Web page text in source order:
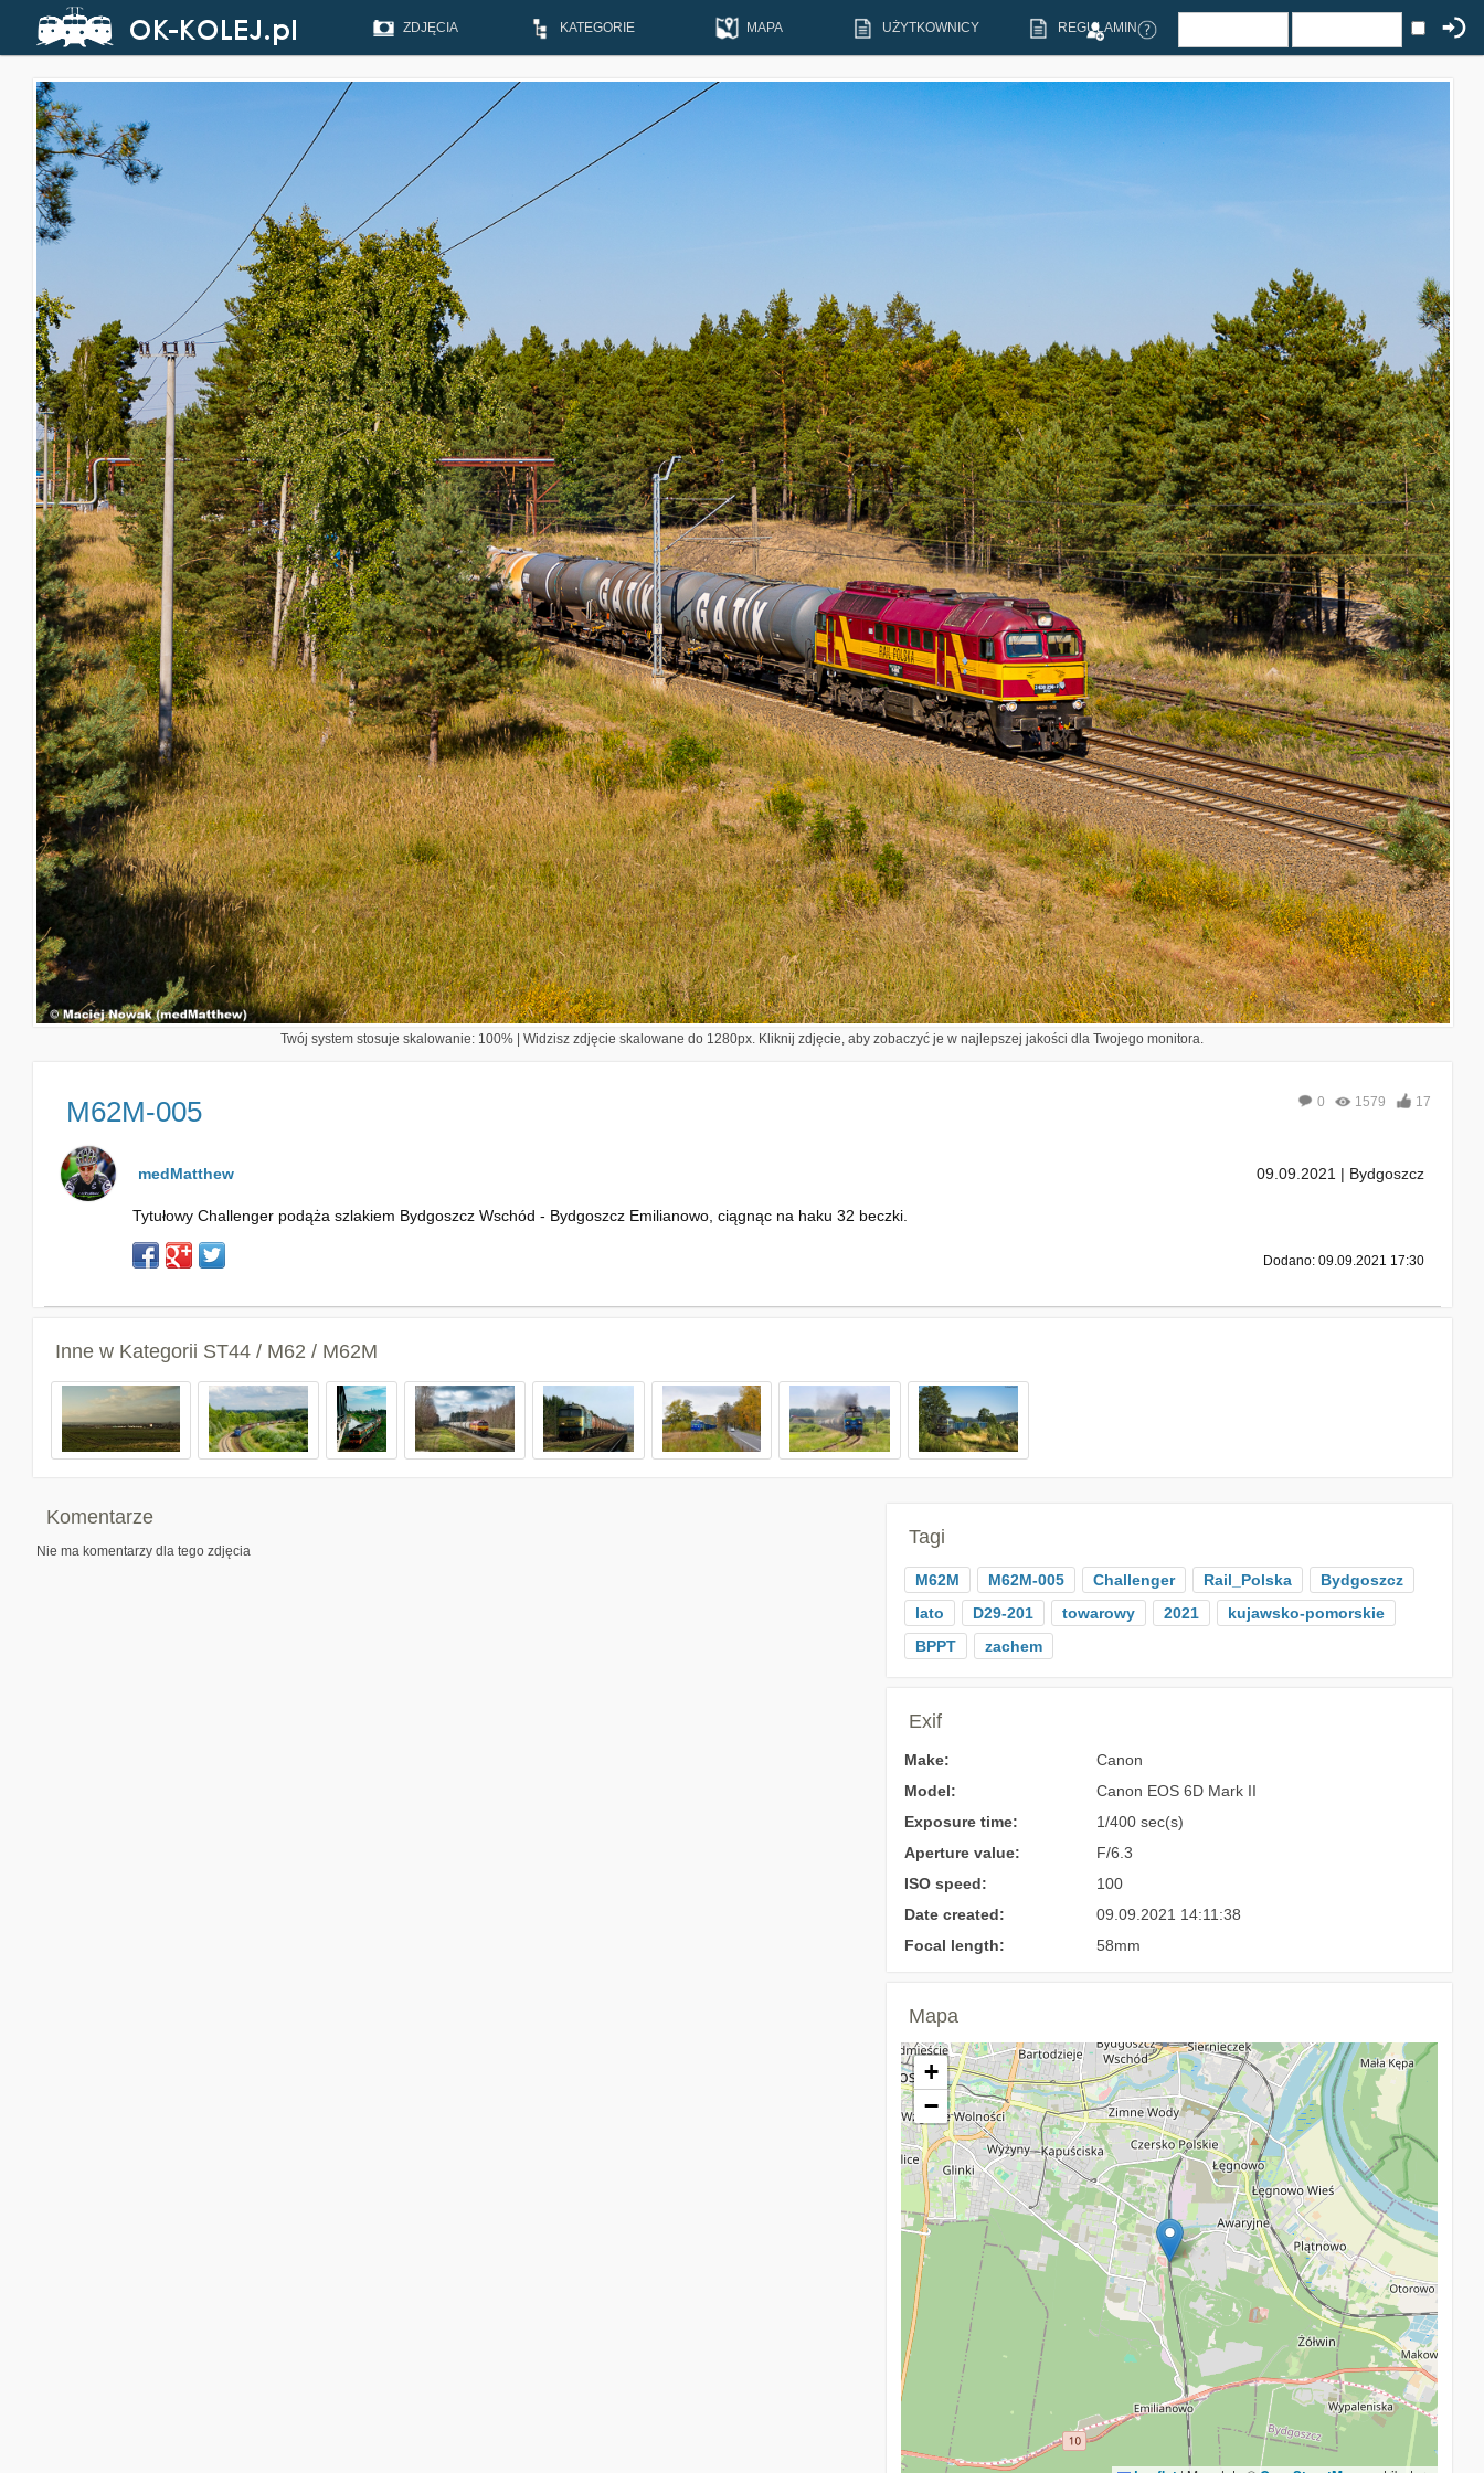
ZDJĘCIA KATEGORIE MAPA UŻYTKOWNICY REGULAMIN
Twój system stosuje skalowanie: 100% | Widzisz zdjęcie skalowane do 1280px. Kliknij zdjęcie, aby zobaczyć je w najlepszej jakości dla Twojego monitora.
M62M-005 0 1579 17
medMatthew 09.09.2021 | Bydgoszcz
Tytułowy Challenger podąża szlakiem Bydgoszcz Wschód - Bydgoszcz Emilianowo, ciągnąc na haku 32 beczki.
Dodano: 09.09.2021 17:30
Inne w Kategorii ST44 / M62 / M62M
Komentarze
Nie ma komentarzy dla tego zdjęcia
Tagi
M62M M62M-005 Challenger Rail_Polska
Bydgoszcz
lato
D29-201 towarowy 2021
kujawsko-pomorskie
BPPT
zachem
Exif
Make:
Canon
Model:
Canon EOS 6D Mark II
Exposure time:
1/400 sec(s)
Aperture value:
F/6.3
ISO speed:
100
Date created:
09.09.2021 14:11:38
Focal length:
58mm
Mapa
+
−